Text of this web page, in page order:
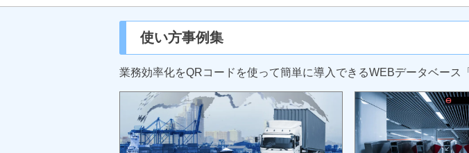
使い方事例集
業務効率化をQRコードを使って簡単に導入できるWEBデータベース「